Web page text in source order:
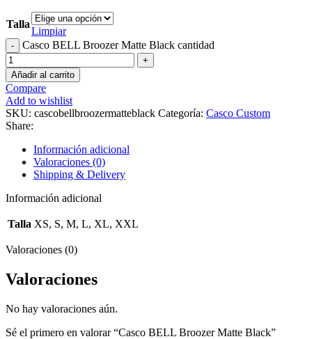
Talla
Limpiar
Casco BELL Broozer Matte Black cantidad
Añadir al carrito
Compare
Add to wishlist
SKU: cascobellbroozermatteblack Categoría: Casco Custom
Share:
Información adicional
Valoraciones (0)
Shipping & Delivery
Información adicional
Talla XS, S, M, L, XL, XXL
Valoraciones (0)
Valoraciones
No hay valoraciones aún.
Sé el primero en valorar “Casco BELL Broozer Matte Black”